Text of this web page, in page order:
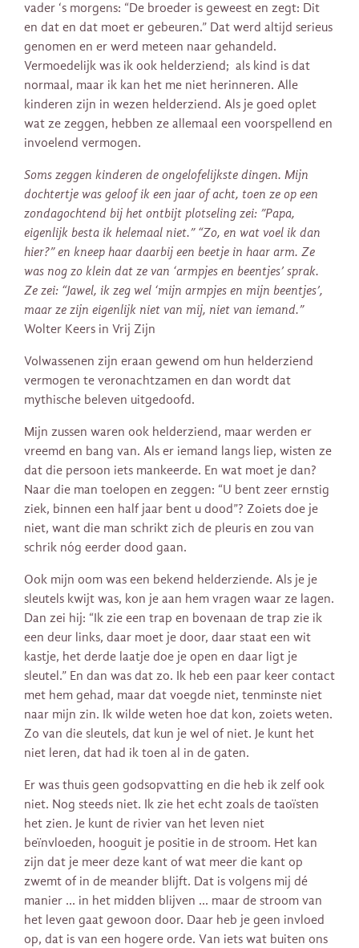
vader ‘s morgens: “De broeder is geweest en zegt: Dit
en dat en dat moet er gebeuren.” Dat werd altijd serieus
genomen en er werd meteen naar gehandeld.
Vermoedelijk was ik ook helderziend; als kind is dat
normaal, maar ik kan het me niet herinneren. Alle
kinderen zijn in wezen helderziend. Als je goed oplet
wat ze zeggen, hebben ze allemaal een voorspellend en
invoelend vermogen.
Soms zeggen kinderen de ongelofelijkste dingen. Mijn
dochtertje was geloof ik een jaar of acht, toen ze op een
zondagochtend bij het ontbijt plotseling zei: ”Papa,
eigenlijk besta ik helemaal niet.” “Zo, en wat voel ik dan
hier?” en kneep haar daarbij een beetje in haar arm. Ze
was nog zo klein dat ze van ‘armpjes en beentjes’ sprak.
Ze zei: “Jawel, ik zeg wel ‘mijn armpjes en mijn beentjes’,
maar ze zijn eigenlijk niet van mij, niet van iemand.”
Wolter Keers in Vrij Zijn
Volwassenen zijn eraan gewend om hun helderziend
vermogen te veronachtzamen en dan wordt dat
mythische beleven uitgedoofd.
Mijn zussen waren ook helderziend, maar werden er
vreemd en bang van. Als er iemand langs liep, wisten ze
dat die persoon iets mankeerde. En wat moet je dan?
Naar die man toelopen en zeggen: “U bent zeer ernstig
ziek, binnen een half jaar bent u dood”? Zoiets doe je
niet, want die man schrikt zich de pleuris en zou van
schrik nóg eerder dood gaan.
Ook mijn oom was een bekend helderziende. Als je je
sleutels kwijt was, kon je aan hem vragen waar ze lagen.
Dan zei hij: “Ik zie een trap en bovenaan de trap zie ik
een deur links, daar moet je door, daar staat een wit
kastje, het derde laatje doe je open en daar ligt je
sleutel.” En dan was dat zo. Ik heb een paar keer contact
met hem gehad, maar dat voegde niet, tenminste niet
naar mijn zin. Ik wilde weten hoe dat kon, zoiets weten.
Zo van die sleutels, dat kun je wel of niet. Je kunt het
niet leren, dat had ik toen al in de gaten.
Er was thuis geen godsopvatting en die heb ik zelf ook
niet. Nog steeds niet. Ik zie het echt zoals de taoïsten
het zien. Je kunt de rivier van het leven niet
beïnvloeden, hooguit je positie in de stroom. Het kan
zijn dat je meer deze kant of wat meer die kant op
zwemt of in de meander blijft. Dat is volgens mij dé
manier … in het midden blijven … maar de stroom van
het leven gaat gewoon door. Daar heb je geen invloed
op, dat is van een hogere orde. Van iets wat buiten ons